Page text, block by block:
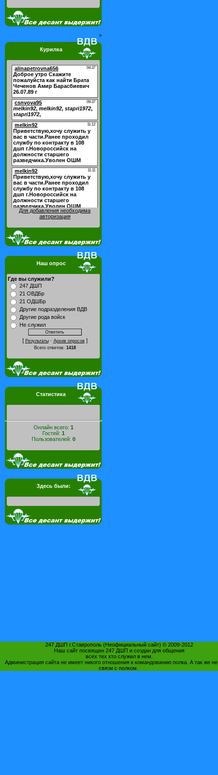
>
Курилка
Для добавления необходима
авторизация
Наш опрос
Где вы служили?
247 ДШП
21 ОВДБр
21 ОДШБр
Другие подразделения ВДВ
Другие рода войск
Не служил
[ Результаты· Архив опросов]
Всего ответов: 1418
Статистика
Онлайн всего: 1
Гостей: 1
Пользователей: 0
Здесь были:
247 ДШП г.Ставрополь (Неофициальный сайт) © 2009-2012
Наш сайт посвящен 247 ДШП и создан для общения
всех тех кто служил в нем.
Администрация сайта не имеет никого отношения к командованию полка. А так же
связи с полком.